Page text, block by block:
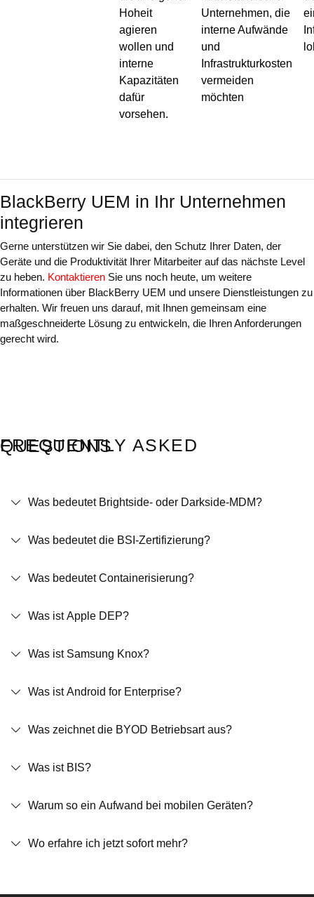
Hoheit
agieren
wollen und
interne
Kapazitäten
dafür
vorsehen.
Unternehmen, die
interne Aufwände
und
Infrastrukturkosten
vermeiden
möchten
BlackBerry UEM in Ihr Unternehmen
integrieren
Gerne unterstützen wir Sie dabei, den Schutz Ihrer Daten, der
Geräte und die Produktivität Ihrer Mitarbeiter auf das nächste Level
zu heben. Kontaktieren Sie uns noch heute, um weitere
Informationen über BlackBerry UEM und unsere Dienstleistungen zu
erhalten. Wir freuen uns darauf, mit Ihnen gemeinsam eine
maßgeschneiderte Lösung zu entwickeln, die Ihren Anforderungen
gerecht wird.
FREQUENTLY ASKED QUESTIONS
Was bedeutet Brightside- oder Darkside-MDM?
Was bedeutet die BSI-Zertifizierung?
Was bedeutet Containerisierung?
Was ist Apple DEP?
Was ist Samsung Knox?
Was ist Android for Enterprise?
Was zeichnet die BYOD Betriebsart aus?
Was ist BIS?
Warum so ein Aufwand bei mobilen Geräten?
Wo erfahre ich jetzt sofort mehr?